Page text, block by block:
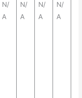
N/
A
N/
A
N/
A
N/
A